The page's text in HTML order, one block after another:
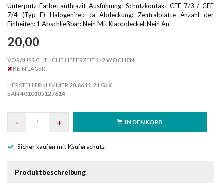
Unterputz Farbe: anthrazit Ausführung: Schutzkontakt CEE 7/3 / CEE
7/4 (Typ F) Halogenfrei: Ja Abdeckung: Zentralplatte Anzahl der
Einheiten: 1 Abschließbar: Nein Mit Klappdeckel: Nein An
20,00
VORAUSSICHTLICHE LIEFERZEIT 1-2 WOCHEN
KEIN LAGER
HERSTELLERNUMMER 20.6611.21 GLK
EAN 4010105127614
- + IN DEN KORB
Sicher kaufen mit Käuferschutz
Produktbeschreibung